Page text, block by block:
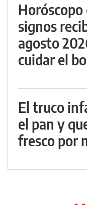
signos
agosto
cuidar el
El truco
el pan y
fresco por